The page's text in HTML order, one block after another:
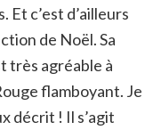
Et c’est d’ailleurs
de Noël. Sa
très agréable à
flamboyant. Je
décrit ! Il s’agit